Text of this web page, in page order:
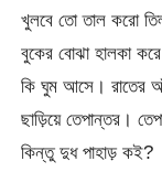
খুলবে তো তাল করো
বুকের বোঝা হালকা করে
কি ঘুম আসে। রাতের
ছাড়িয়ে তেপান্তর।
কিন্তু দুধ পাহাড় কই?